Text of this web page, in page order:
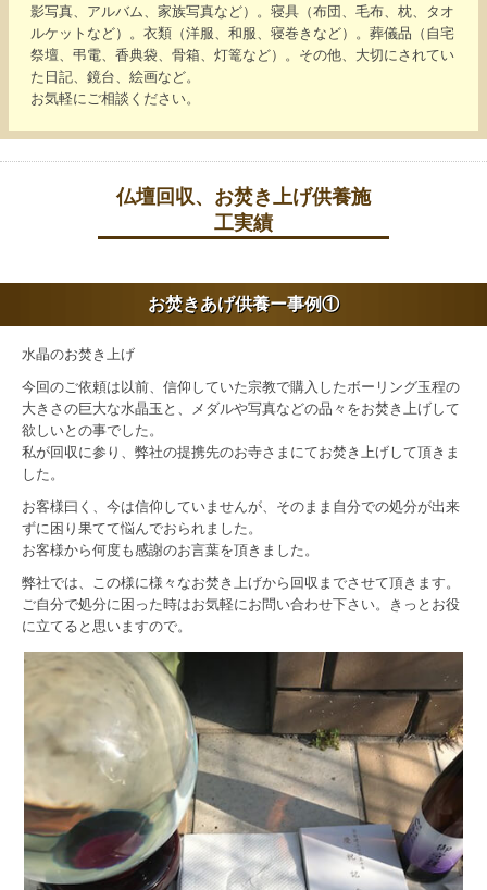
影写真、アルバム、家族写真など）。寝具（布団、毛布、枕、タオ
ルケットなど）。衣類（洋服、和服、寝巻きなど）。葬儀品（自宅
祭壇、弔電、香典袋、骨箱、灯篭など）。その他、大切にされてい
た日記、鏡台、絵画など。
お気軽にご相談ください。
仏壇回収、お焚き上げ供養施
工実績
お焚きあげ供養ー事例①
水晶のお焚き上げ
今回のご依頼は以前、信仰していた宗教で購入したボーリング玉程の
大きさの巨大な水晶玉と、メダルや写真などの品々をお焚き上げして
欲しいとの事でした。
私が回収に参り、弊社の提携先のお寺さまにてお焚き上げして頂きま
した。
お客様曰く、今は信仰していませんが、そのまま自分での処分が出来
ずに困り果てて悩んでおられました。
お客様から何度も感謝のお言葉を頂きました。
弊社では、この様に様々なお焚き上げから回収までさせて頂きます。
ご自分で処分に困った時はお気軽にお問い合わせ下さい。きっとお役
に立てると思いますので。